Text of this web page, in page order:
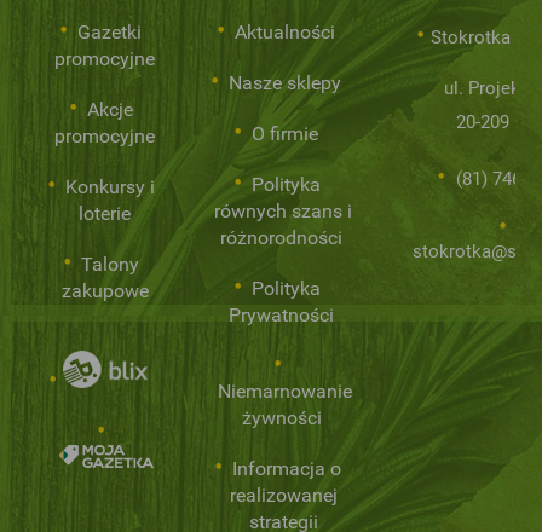
Gazetki
promocyjne
Akcje
promocyjne
Konkursy i
loterie
Talony
zakupowe
Aktualności
Nasze sklepy
O firmie
Polityka
równych szans i
różnorodności
Polityka
Prywatności
Niemarnowanie
żywności
Informacja o
realizowanej
strategii
Stokrotka
ul.
20-209
(81) 746